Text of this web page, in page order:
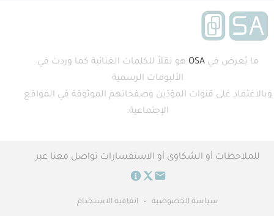
ما يُعرض فيOSA هو نقلاً للكلمات الغنائية كما وردت في
الألبومات الرسمية
وبالاعتماد على قنوات المؤدّين وصفحاتهم الموثوقة في المواقع
الإجتماعية.
للملاحظات أو الشكاوى أو الاستفسارات تواصل معنا عبر
سياسة الخصوصية • اتفاقية الاستخدام